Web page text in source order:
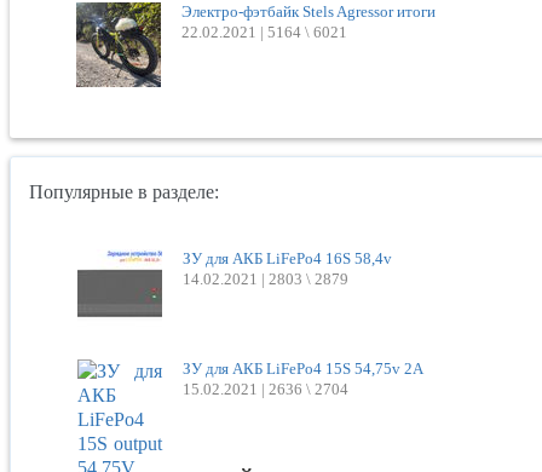
Электро-фэтбайк Stels Agressor итоги
22.02.2021 | 5164 \ 6021
Популярные в разделе:
ЗУ для АКБ LiFePo4 16S 58,4v
14.02.2021 | 2803 \ 2879
ЗУ для АКБ LiFePo4 15S 54,75v 2A
15.02.2021 | 2636 \ 2704